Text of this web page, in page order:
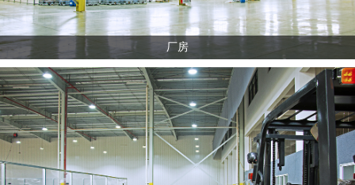
厂房